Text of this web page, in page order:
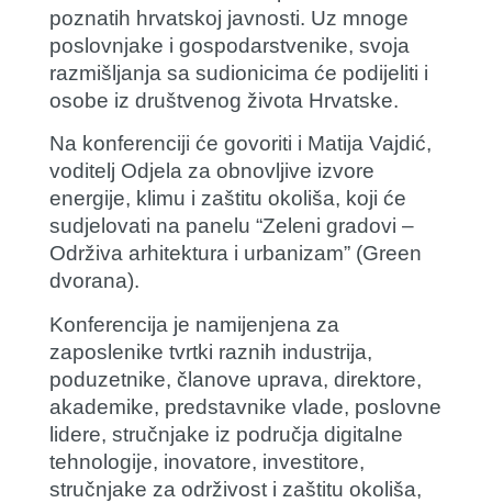
poznatih hrvatskoj javnosti. Uz mnoge
poslovnjake i gospodarstvenike, svoja
razmišljanja sa sudionicima će podijeliti i
osobe iz društvenog života Hrvatske.
Na konferenciji će govoriti i Matija Vajdić,
voditelj Odjela za obnovljive izvore
energije, klimu i zaštitu okoliša, koji će
sudjelovati na panelu “Zeleni gradovi –
Održiva arhitektura i urbanizam” (Green
dvorana).
Konferencija je namijenjena za
zaposlenike tvrtki raznih industrija,
poduzetnike, članove uprava, direktore,
akademike, predstavnike vlade, poslovne
lidere, stručnjake iz područja digitalne
tehnologije, inovatore, investitore,
stručnjake za održivost i zaštitu okoliša,